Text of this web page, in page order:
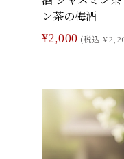
ン茶の梅酒
¥2,000 (税込